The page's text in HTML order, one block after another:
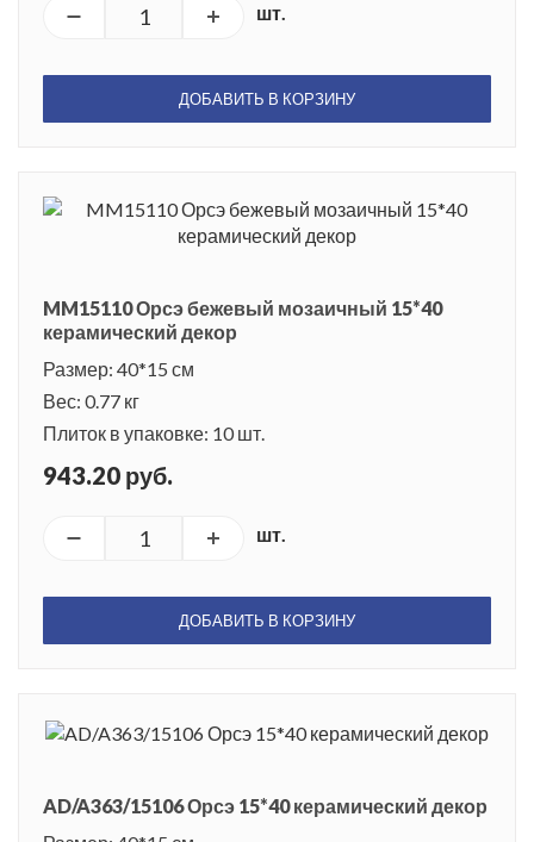
шт.
ДОБАВИТЬ В КОРЗИНУ
MM15110 Орсэ бежевый мозаичный 15*40
керамический декор
Размер: 40*15 см
Вес: 0.77 кг
Плиток в упаковке: 10 шт.
943.20 руб.
шт.
ДОБАВИТЬ В КОРЗИНУ
AD/A363/15106 Орсэ 15*40 керамический декор